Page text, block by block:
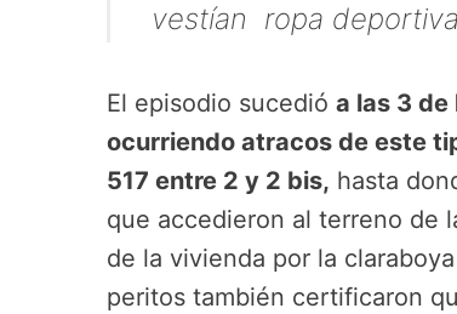
vestían ropa
El episodio sucedió a las 3 de
ocurriendo atracos de este
517 entre 2 y 2 bis, hasta
que accedieron al terreno de
de la vivienda por la
peritos también certificaron